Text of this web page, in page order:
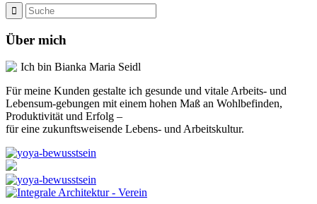
Über mich
Ich bin Bianka Maria Seidl
Für meine Kunden gestalte ich gesunde und vitale Arbeits- und
Lebensum-gebungen mit einem hohen Maß an Wohlbefinden,
Produktivität und Erfolg –
für eine zukunftsweisende Lebens- und Arbeitskultur.